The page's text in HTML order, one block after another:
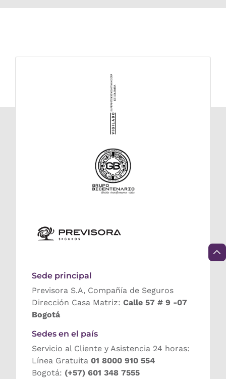
Sede principal
Previsora S.A, Compañía de Seguros
Dirección Casa Matriz: Calle 57 # 9 -07
Bogotá
Sedes en el país
Servicio al Cliente y Asistencia 24 horas:
Línea Gratuita 01 8000 910 554
Bogotá: (+57) 601 348 7555